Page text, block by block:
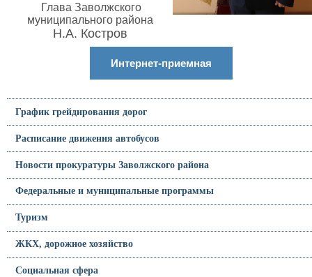
Глава Заволжского
муниципального района
Н.А. Костров
Интернет-приемная
График грейдирования дорог
Расписание движения автобусов
Новости прокуратуры Заволжского района
Федеральные и муниципальные программы
Туризм
ЖКХ, дорожное хозяйство
Социальная сфера